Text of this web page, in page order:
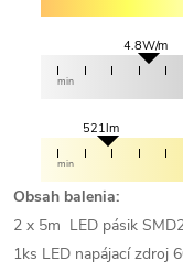
4.8W/m
min
521lm
min
Obsah balenia:
2 x 5m LED pásik
1ks LED napájací zdroj